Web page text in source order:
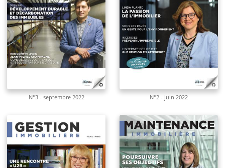
N°3 - septembre 2022 N°2 - juin 2022